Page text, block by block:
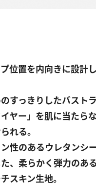
位置を内向きに設計
すっきりしたバストラ
ヤー」を肌に当たら
れる。
性のあるウレタンシ
、柔らかく弾力のあ
スキン生地。